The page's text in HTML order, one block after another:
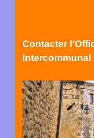
Contacter
Intercommunal